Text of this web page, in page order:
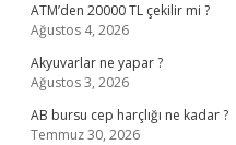
ATM’den 20000 TL çekilir mi ?
Ağustos 4, 2026
Akyuvarlar ne yapar ?
Ağustos 3, 2026
AB bursu cep harçlığı ne kadar ?
Temmuz 30, 2026